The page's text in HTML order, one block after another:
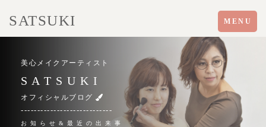
Toggle
navigation
MENU
SATSUKI
美心メイクアーティスト
S A T S U K I
オフィシャルブログ
----------------------------
お 知 ら せ & 最 近 の 出 来 事